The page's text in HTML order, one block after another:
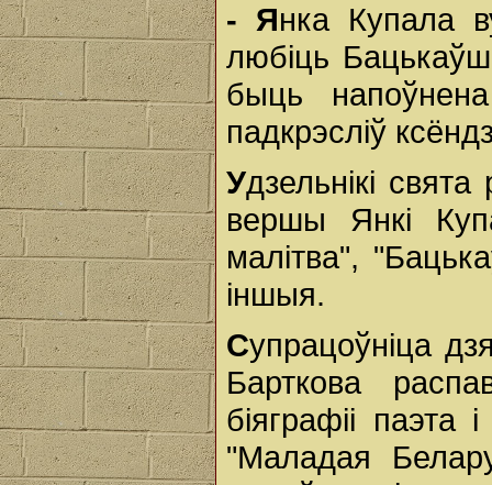
- Янка Купала
любіць
быць
падкрэсліў
Удзельнікі
вершы Янкі
малітва",
іншыя.
Супрацоўніца
Барткова
біяграфіі
"Маладая